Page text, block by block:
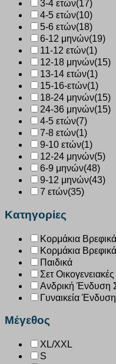
3-4 ετών(17)
4-5 ετών(10)
5-6 ετών(18)
6-12 μηνών(19)
11-12 ετών(1)
12-18 μηνών(15)
13-14 ετών(1)
15-16-ετών(1)
18-24 μηνών(15)
24-36 μηνών(15)
4-5 ετών(7)
7-8 ετών(1)
9-10 ετών(1)
12-24 μηνών(5)
6-9 μηνών(48)
9-12 μηνών(43)
7 ετών(35)
Κατηγορίες
Κορμάκια Βρεφικά
Κορμάκια Βρεφικά
Παιδικά
Σετ
Ανδρική Ένδυση
Γυναικεία Ένδυση
Μέγεθος
XL/XXL
S